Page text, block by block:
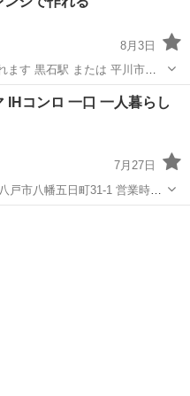
8月3日
平川市
相談にてお取引できる方でお
家電
ロ 一口 一人暮らし
7月27日
商品はすべて店